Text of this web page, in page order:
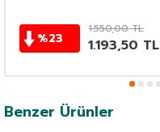
%23
1.550,00TL
1.193,50 TL
Benzer Ürünler